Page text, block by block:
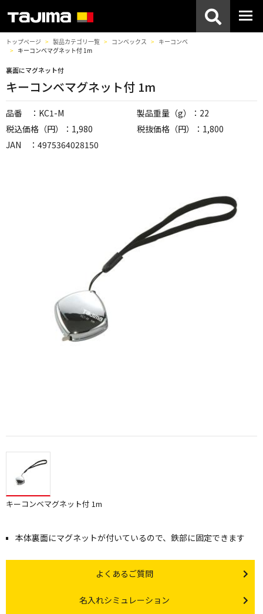
トップページ 製品カテゴリ一覧 コンベックス
キーコンベ
キーコンベマグネット付 1m
裏面にマグネット付
キーコンベマグネット付 1m
品番 ：KC1-M
製品重量（g）：22
税込価格（円）：1,980
税抜価格（円）：1,800
JAN ：4975364028150
キーコンベマグネット付 1m
本体裏面にマグネットが付いているので、鉄部に固定できます
Other link
よくあるご質問
Other link
名入れシミュレーション